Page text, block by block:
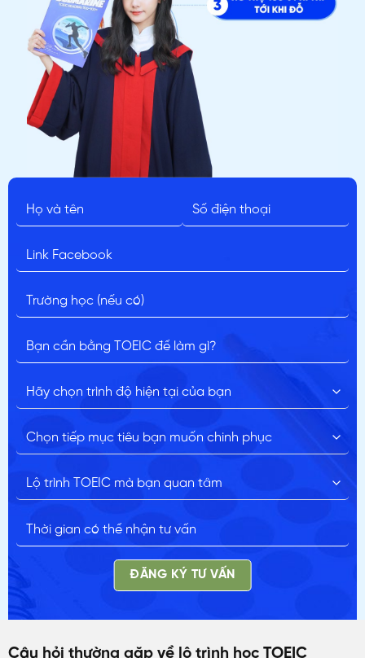
ĐĂNG KÝ TƯ VẤN
Câu hỏi thường gặp về lộ trình học TOEIC